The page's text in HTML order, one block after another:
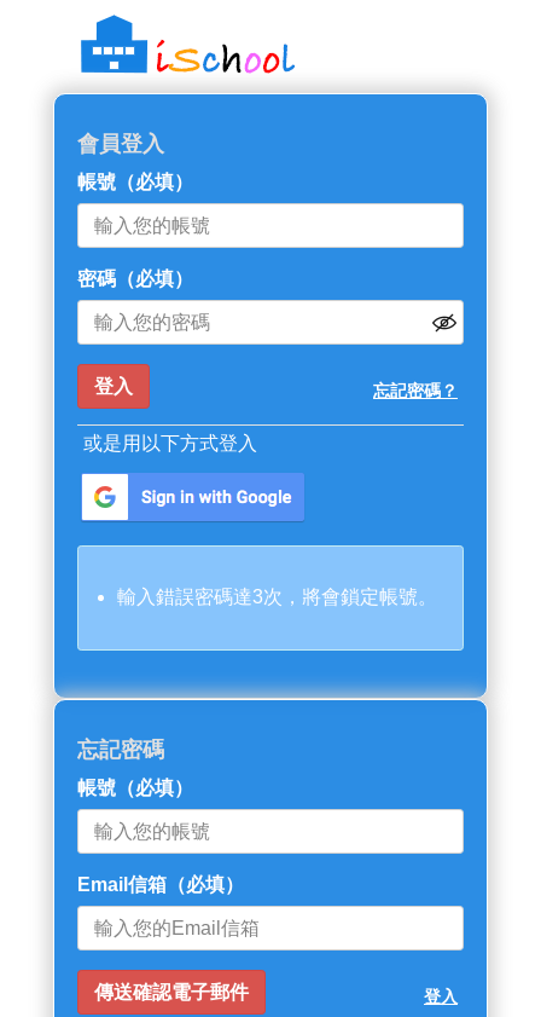
::: 跳過主導覽區塊
會員登入
帳號 （必填）
密碼 （必填）
忘記密碼？
或是用以下方式登入
輸入錯誤密碼達3次，將會鎖定帳號。
忘記密碼
帳號 （必填）
Email信箱 （必填）
登入